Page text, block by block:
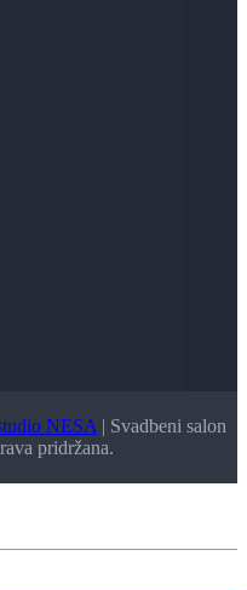
NESA | Svadbeni salon
pridržana.